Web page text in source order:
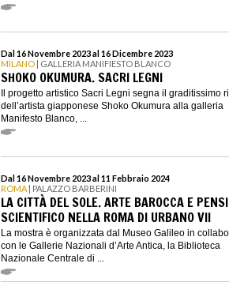
Dal 16 Novembre 2023 al 16 Dicembre 2023
MILANO | GALLERIA MANIFIESTO BLANCO
SHOKO OKUMURA. SACRI LEGNI
Il progetto artistico Sacri Legni segna il graditissimo
dell’artista giapponese Shoko Okumura alla galleria
Manifesto Blanco, ...
Dal 16 Novembre 2023 al 11 Febbraio 2024
ROMA | PALAZZO BARBERINI
LA CITTÀ DEL SOLE. ARTE BAROCCA E
SCIENTIFICO NELLA ROMA DI URBANO VII
La mostra è organizzata dal Museo Galileo in
con le Gallerie Nazionali d’Arte Antica, la Biblioteca
Nazionale Centrale di ...